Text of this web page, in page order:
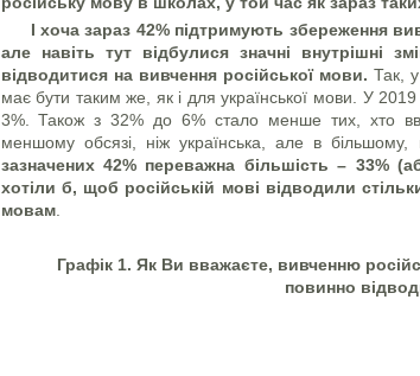
І хоча зараз 42% підтримують збереження
але навіть тут відбулися значні внутрішні
відводитися на вивчення російської мови. Так,
має бути таким же, як і для української мови. У
3%. Також з 32% до 6% стало менше тих, хто
меншому обсязі, ніж українська, але в
зазначених 42% переважна більшість – 33%
хотіли б, щоб російській мові відводили
мовам.
Графік 1. Як Ви вважаєте, вивченню
повинно